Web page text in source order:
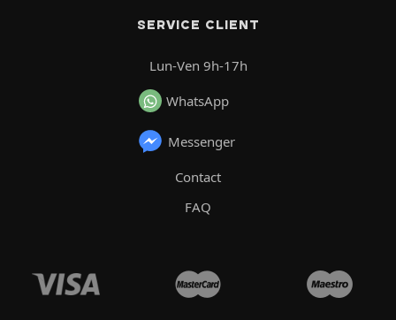
SERVICE CLIENT
Lun-Ven 9h-17h
WhatsApp
Messenger
Contact
FAQ